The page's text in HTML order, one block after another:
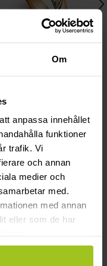
Om
anpassa innehållet
funktioner
trafik. Vi
och annan
medier och
med.
med annan
eller som de har
0,12 ct rödguld
:16 680 kr
kr